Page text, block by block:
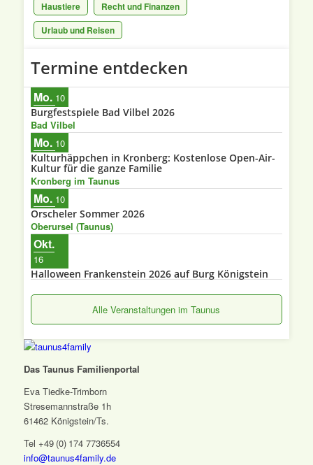
Menü
Haustiere
Recht und Finanzen
Urlaub und Reisen
Termine entdecken
Mo. 10
Burgfestspiele Bad Vilbel 2026
Bad Vilbel
Mo. 10
Kulturhäppchen in Kronberg: Kostenlose Open-Air-
Kultur für die ganze Familie
Kronberg im Taunus
Mo. 10
Orscheler Sommer 2026
Oberursel (Taunus)
Okt.
16
Halloween Frankenstein 2026 auf Burg Königstein
Alle Veranstaltungen im Taunus
Das Taunus Familienportal
Eva Tiedke-Trimborn
Stresemannstraße 1h
61462 Königstein/Ts.
Tel +49 (0) 174 7736554
info@taunus4family.de